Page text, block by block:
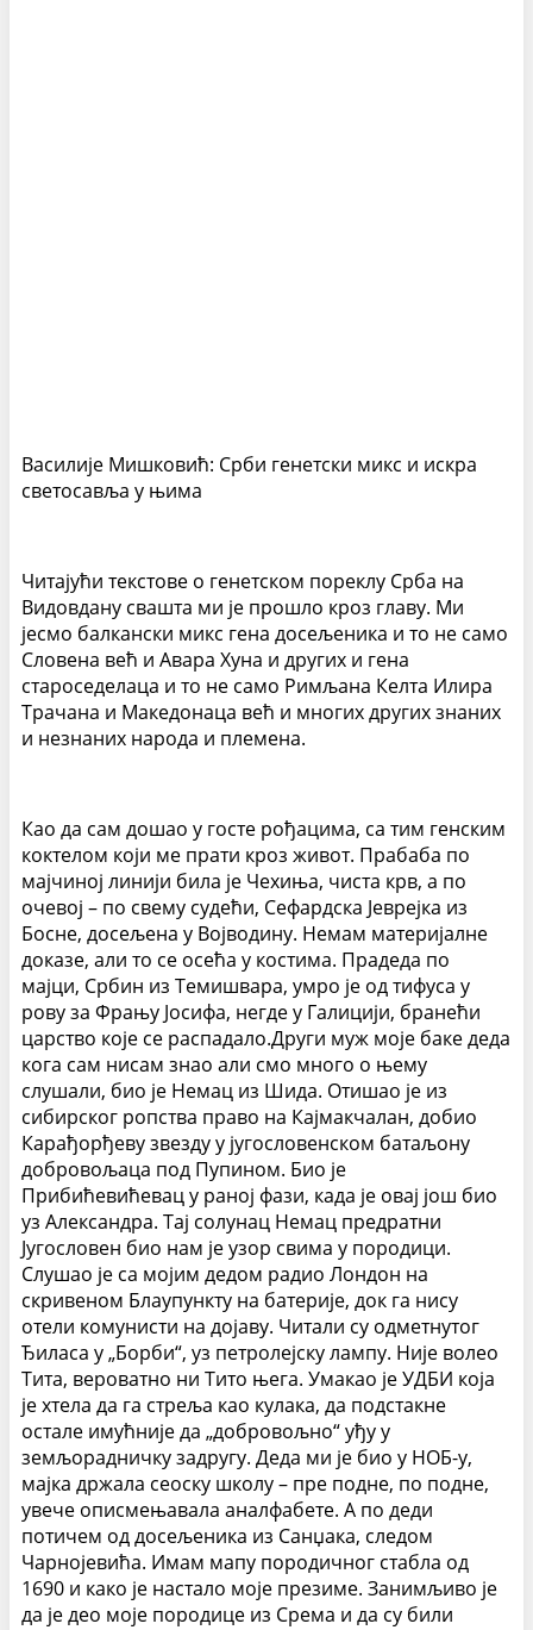
Василије Мишковић: Срби генетски микс и искра
светосавља у њима
Читајући текстове о генетском пореклу Срба на
Видовдану свашта ми је прошло кроз главу. Ми
јесмо балкански микс гена досељеника и то не само
Словена већ и Авара Хуна и других и гена
староседелаца и то не само Римљана Келта Илира
Трачана и Македонаца већ и многих других знаних
и незнаних народа и племена.
Као да сам дошао у госте рођацима, са тим генским
коктелом који ме прати кроз живот. Прабаба по
мајчиној линији била је Чехиња, чиста крв, а по
очевој – по свему судећи, Сефардска Јеврејка из
Босне, досељена у Војводину. Немам материјалне
доказе, али то се осећа у костима. Прадеда по
мајци, Србин из Темишвара, умро је од тифуса у
рову за Фрању Јосифа, негде у Галицији, бранећи
царство које се распадало.Други муж моје баке деда
кога сам нисам знао али смо много о њему
слушали, био је Немац из Шида. Отишао је из
сибирског ропства право на Кајмакчалан, добио
Карађорђеву звезду у југословенском батаљону
добровољаца под Пупином. Био је
Прибићевићевац у раној фази, када је овај још био
уз Александра. Тај солунац Немац предратни
Југословен био нам је узор свима у породици.
Слушао је са мојим дедом радио Лондон на
скривеном Блаупункту на батерије, док га нису
отели комунисти на дојаву. Читали су одметнутог
Ђиласа у „Борби“, уз петролејску лампу. Није волео
Тита, вероватно ни Тито њега. Умакао је УДБИ која
је хтела да га стреља као кулака, да подстакне
остале имућније да „добровољно“ уђу у
земљорадничку задругу. Деда ми је био у НОБ-у,
мајка држала сеоску школу – пре подне, по подне,
увече описмењавала аналфабете. А по деди
потичем од досељеника из Санџака, следом
Чарнојевића. Имам мапу породичног стабла од
1690 и како је настало моје презиме. Занимљиво је
да је део моје породице из Срема и да су били